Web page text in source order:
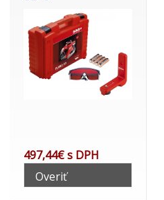
okuliar.adapter
SOLA cerveny
497,44€ s DPH
Overiť
telefonicky